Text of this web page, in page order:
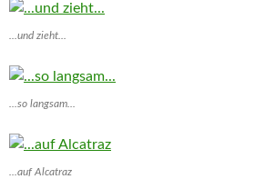
...und zieht...
...so langsam...
...auf Alcatraz